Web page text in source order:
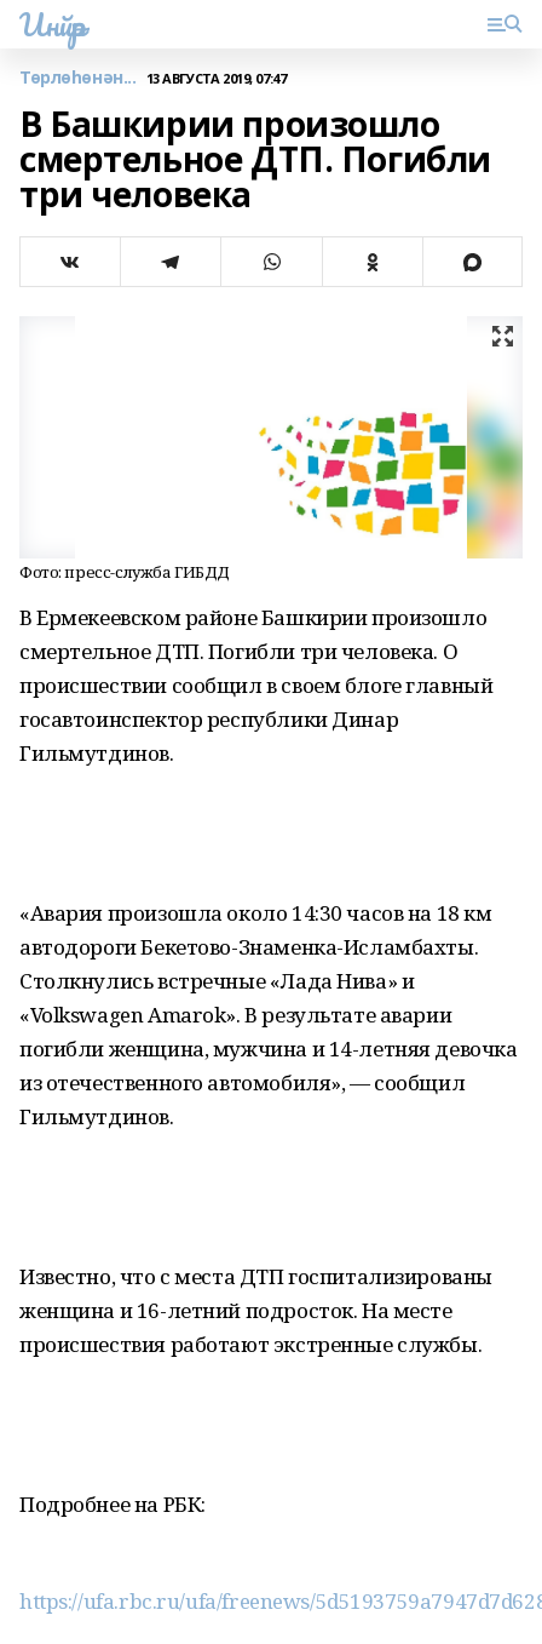
Инйәр
Төрлөһөнән... 13 АВГУСТА 2019, 07:47
В Башкирии произошло
смертельное ДТП. Погибли
три человека
Фото: пресс-служба ГИБДД
В Ермекеевском районе Башкирии произошло
смертельное ДТП. Погибли три человека. О
происшествии сообщил в своем блоге главный
госавтоинспектор республики Динар
Гильмутдинов.
«Авария произошла около 14:30 часов на 18 км
автодороги Бекетово-Знаменка-Исламбахты.
Столкнулись встречные «Лада Нива» и
«Volkswagen Amarok». В результате аварии
погибли женщина, мужчина и 14-летняя девочка
из отечественного автомобиля», — сообщил
Гильмутдинов.
Известно, что с места ДТП госпитализированы
женщина и 16-летний подросток. На месте
происшествия работают экстренные службы.
Подробнее на РБК:
https://ufa.rbc.ru/ufa/freenews/